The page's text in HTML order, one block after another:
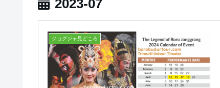
2023-07
ジョグジャ見どころ